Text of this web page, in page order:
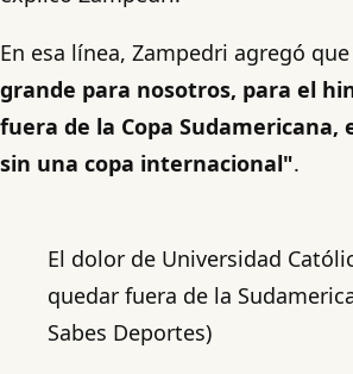
En esa línea, Zampedri agregó que
grande para nosotros, para el
fuera de la Copa Sudamericana,
sin una copa internacional".
El dolor de Universidad
quedar fuera de la
Sabes Deportes)